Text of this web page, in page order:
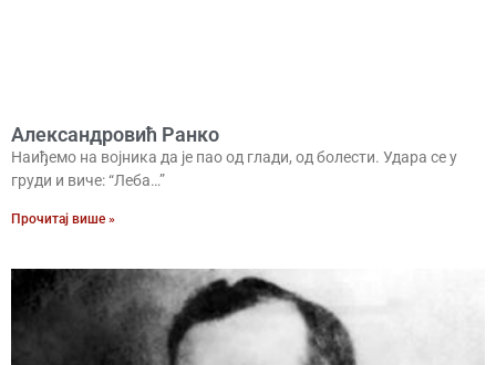
Александровић Ранко
Наиђемо на војника да је пао од глади, од болести. Удара се у
груди и виче: “Леба…”
Прочитај више »